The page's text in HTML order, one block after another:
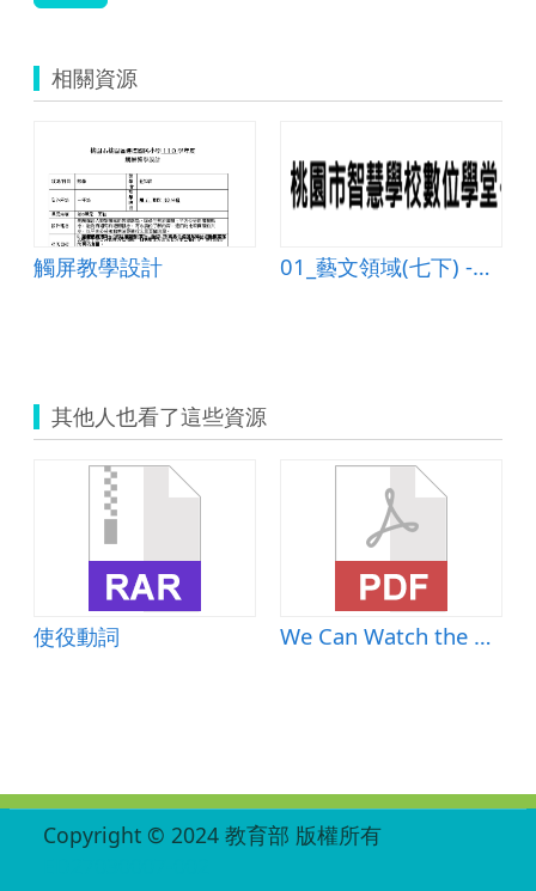
相關資源
觸屏教學設計 01_藝文領域(七下) -悠游自在
其他人也看了這些資源
使役動詞 We Can Watch the Sun Go Down
Copyright © 2024 教育部 版權所有